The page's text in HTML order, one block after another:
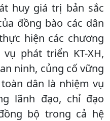
huy giá trị bản sắc
đồng bào các dân
hiện các chương
phát triển KT-XH,
ninh, củng cố vững
dân là nhiệm vụ
lãnh đạo, chỉ đạo
bộ trong cả hệ